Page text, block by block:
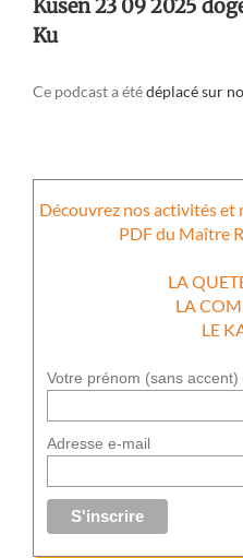
Kusen 23 09 2025
Ku
Ce podcast a étédéplacé sur
Découvrez nos activités et
PDF du Maître
LA
LA
LE
Votre prénom (sans accent)
Adresse e-mail